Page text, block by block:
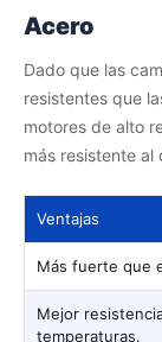
Acero
Dado que las
resistentes que
motores de alto
más resistente al
Ventajas
Más fuerte que
Mejor
temperaturas.